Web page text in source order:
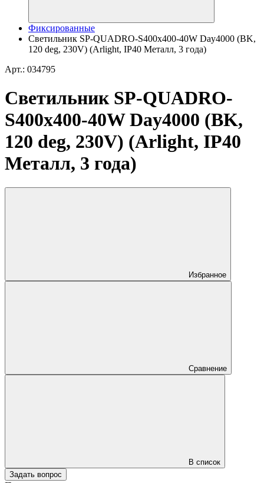
Фиксированные
Светильник SP-QUADRO-S400x400-40W Day4000 (BK,
120 deg, 230V) (Arlight, IP40 Металл, 3 года)
Арт.: 034795
Светильник SP-QUADRO-
S400x400-40W Day4000 (BK,
120 deg, 230V) (Arlight, IP40
Металл, 3 года)
Избранное
Сравнение
В список
Задать вопрос